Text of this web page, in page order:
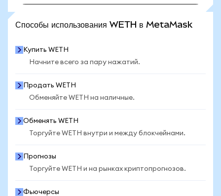
Способы использования WETH в MetaMask
Купить WETH
Начните всего за пару нажатий.
Продать WETH
Обменяйте WETH на наличные.
Обменять WETH
Торгуйте WETH внутри и между блокчейнами.
Прогнозы
Торгуйте WETH и на рынках криптопрогнозов.
Фьючерсы